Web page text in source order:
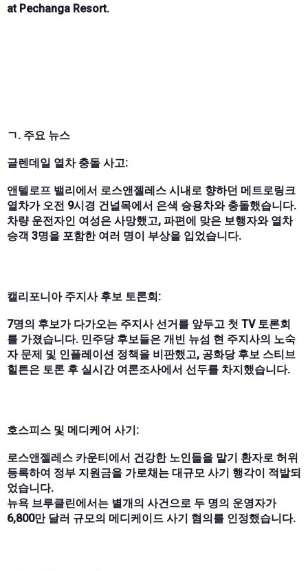
at Pechanga Resort.
ㄱ. 주요 뉴스
글렌데일 열차 충돌 사고:
앤텔로프 밸리에서 로스앤젤레스 시내로 향하던 메트로링크
열차가 오전 9시경 건널목에서 은색 승용차와 충돌했습니다.
차량 운전자인 여성은 사망했고, 파편에 맞은 보행자와 열차
승객 3명을 포함한 여러 명이 부상을 입었습니다.
캘리포니아 주지사 후보 토론회:
7명의 후보가 다가오는 주지사 선거를 앞두고 첫 TV 토론회
를 가졌습니다. 민주당 후보들은 개빈 뉴섬 현 주지사의 노숙
자 문제 및 인플레이션 정책을 비판했고, 공화당 후보 스티브
힐튼은 토론 후 실시간 여론조사에서 선두를 차지했습니다.
호스피스 및 메디케어 사기:
로스앤젤레스 카운티에서 건강한 노인들을 말기 환자로 허위
등록하여 정부 지원금을 가로채는 대규모 사기 행각이 적발되
었습니다.
뉴욕 브루클린에서는 별개의 사건으로 두 명의 운영자가
6,800만 달러 규모의 메디케이드 사기 혐의를 인정했습니다.